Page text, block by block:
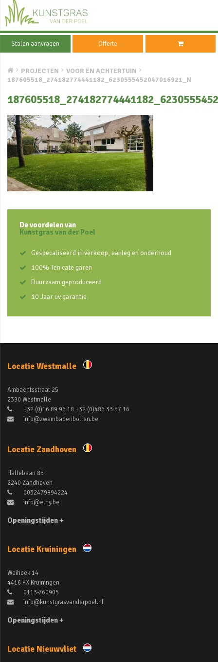
Stalen aanvragen Offerte
PROJECTEN
VOOR EN ACHTERTUIN
187605518_274182774441182_6230555452047016921_N
De voordelen van
Kunstgras van der Poel
Gespecaliseerd in verkoop, aanleg en onderhoud
100% Ten cate garen
Duurzaam geproduceerd
10 Jaar uv garantie
Locatie Westmalle
Ambachtsstraat 25
2390 Westmalle
+32 (0)16 89 96 18 +32 (0)486 33 57 16
info@zwembadenbollen.be
Locatie Zandhoven
Hallebaan 85
2240 Zandhoven
0032479894224
info@elny.be
Openingstijden +
Locatie Kruiningen
Weihoek 14
4416 PX Kruiningen
0113-760905
info@kunstgrasvanderpoel.nl
Openingstijden +
Locatie Nieuwvliet